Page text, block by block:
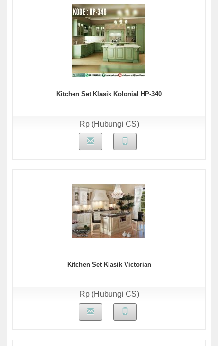
Kitchen Set Klasik Kolonial HP-340
Rp (Hubungi CS)
Kitchen Set Klasik Victorian
Rp (Hubungi CS)